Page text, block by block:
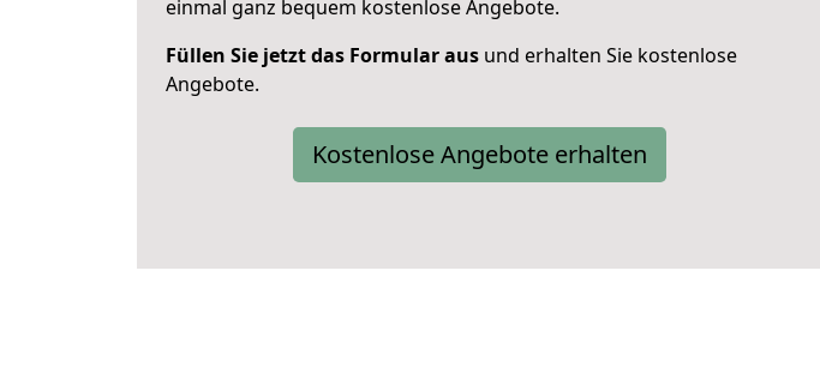
einmal ganz bequem kostenlose Angebote.
Füllen Sie jetzt das Formular aus und erhalten Sie kostenlose
Angebote.
Kostenlose Angebote erhalten